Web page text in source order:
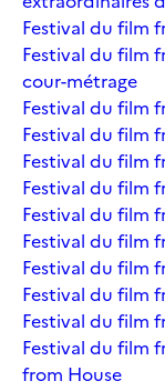
Festival du film
Festival du film
cour-métrage
Festival du film
Festival du film
Festival du film
Festival du film
Festival du film
Festival du film
Festival du film
Festival du film
Festival du film
Festival du film
from House